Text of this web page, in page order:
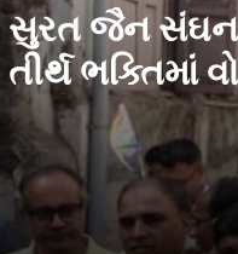
સુરત જૈન સંઘના
તીર્થ ભક્તિમાં
વિનોદ શાહની